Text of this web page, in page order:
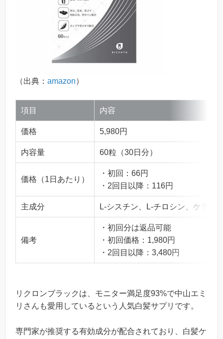
（出典： amazon）
項目 内容
価格 5,980円
内容量 60粒（30日分）
価格（1日あたり）
・初回：66円
・2回目以降：116円
主成分 L-シスチン、L-チロシン、ケラチ
備考
・初回分は返品可能
・初回価格：1,980円
・2回目以降：3,480円
リクロンブラックは、モニター満足度93%で中山エミ
リさんも愛用しているという人気白髪サプリです。
専門家が推奨する有効成分が配合されており、白髪ケ